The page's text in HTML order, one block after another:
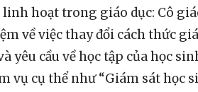
hoạt trong giáo dục: Cô
về việc thay đổi cách thức
yêu cầu về học tập của học
vụ cụ thể như “Giám sát học